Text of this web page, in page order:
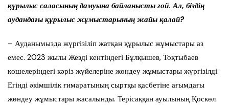
құрылыс саласының дамуына байланысты ғой. Ал, біздің
аудандағы құрылыс жұмыстарының жайы қалай?
– Ауданымызда жүргізіліп жатқан құрылыс жұмыстары аз
емес. 2023 жылы Жезді кентіндегі Бұлқышев, Тоқтыбаев
көшелеріндегі кәріз жүйелеріне жөндеу жұмыстары жүргізілді.
Егінді әкімшілік ғимаратының сыртқы қасбетіне ағымдағы
жөндеу жұмыстары жасалынды. Терісаққан ауылының Қоскөл